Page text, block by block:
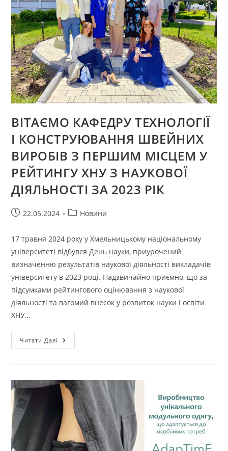
ВІТАЄМО КАФЕДРУ ТЕХНОЛОГІЇ
І КОНСТРУЮВАННЯ ШВЕЙНИХ
ВИРОБІВ З ПЕРШИМ МІСЦЕМ У
РЕЙТИНГУ ХНУ З НАУКОВОЇ
ДІЯЛЬНОСТІ ЗА 2023 РІК
Запис22.05.2024
Категорія
Новини
17 травня 2024 року у Хмельницькому національному
університеті відбувся День науки, приурочений
визначенню результатів наукової діяльності викладачів
університету в 2023 році. Надзвичайно приємно, що за
підсумками рейтингового оцінювання з наукової
діяльності та вагомий внесок у розвиток науки і освіти
ХНУ…
Читати Далі ВІТАЄМО
КАФЕДРУ
ВИРОБІВ
З
ПЕРШИМ
МІСЦЕМ
У
РЕЙТИНГУ
ХНУ
З
НАУКОВОЇ
ДІЯЛЬНОСТІ